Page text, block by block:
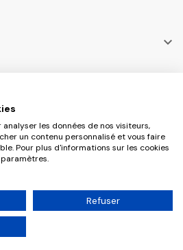

CHR Master Tous droits
les données de nos visiteurs,
un contenu personnalisé et vous faire
Pour plus d'informations sur les cookies
Refuser